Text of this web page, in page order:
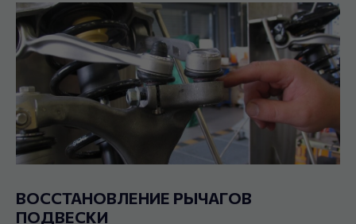
ВОССТАНОВЛЕНИЕ РЫЧАГОВ
ПОДВЕСКИ